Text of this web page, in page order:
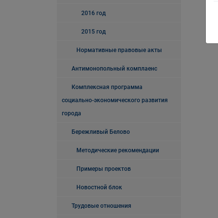
2016 год
2015 год
Нормативные правовые акты
Антимонопольный комплаенс
Комплексная программа
социально-экономического развития
города
Бережливый Белово
Методические рекомендации
Примеры проектов
Новостной блок
Трудовые отношения